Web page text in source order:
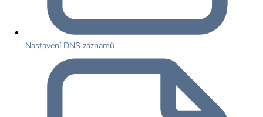
Nastavení DNS záznamů